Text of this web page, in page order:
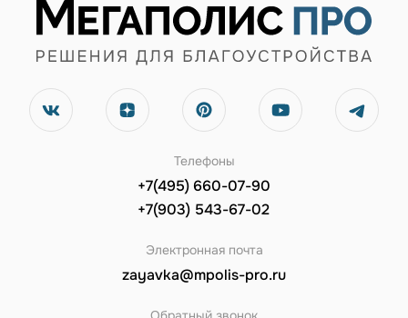
Телефоны
+7(495) 660-07-90
+7(903) 543-67-02
Электронная почта
zayavka@mpolis-pro.ru